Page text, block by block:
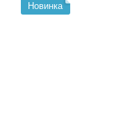
Новинка